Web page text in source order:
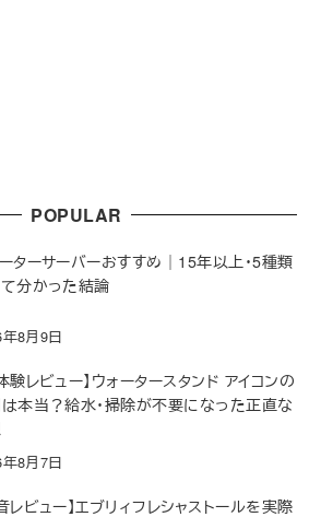
POPULAR
ターサーバーおすすめ｜15年以上・5種類
分かった結論
8月9日
験レビュー】ウォータースタンド アイコンの
本当？給水・掃除が不要になった正直な
8月7日
レビュー】エブリィフレシャストールを実際